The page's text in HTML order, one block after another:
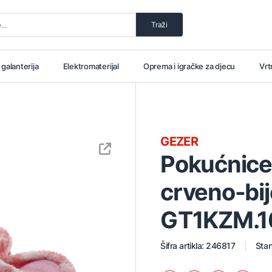
Traži
Elektromaterijal Oprema i igračke za djecu
crveno-
GEZER
Šifra artikla: 246817